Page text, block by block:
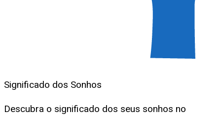
Significado dos Sonhos
Descubra o significado dos seus sonhos no